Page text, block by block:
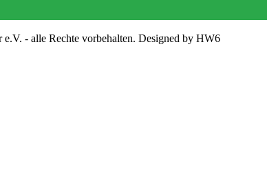
- alle Rechte vorbehalten. Designed by HW6